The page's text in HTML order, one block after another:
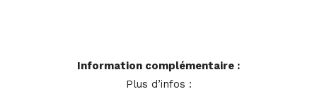
Information complémentaire :
Plus d’infos :